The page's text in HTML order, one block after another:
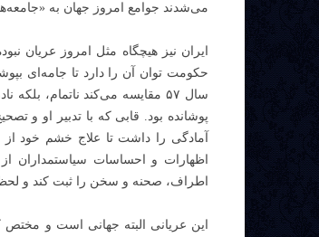
می‌شدند جوامع امروز جهان به
ایران نیز هیچگاه مثل امروز عریان
حکومت توان آن را دارد تا جامه‌ای
پوشانده بود. قابی که با تدبیر او و
آمادگی را داشت تا علاج خشم خود
اظهارات و احساسات سیاستمداران
اطراف، صحنه و سخن را ثبت کند و
این عریانی البته جهانی است و مختص